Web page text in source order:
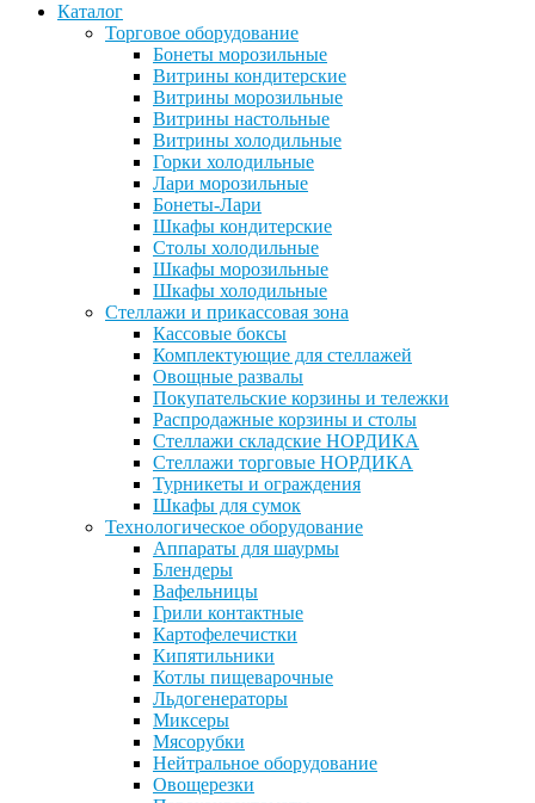
Каталог
Торговое оборудование
Бонеты морозильные
Витрины кондитерские
Витрины морозильные
Витрины настольные
Витрины холодильные
Горки холодильные
Лари морозильные
Бонеты-Лари
Шкафы кондитерские
Столы холодильные
Шкафы морозильные
Шкафы холодильные
Стеллажи и прикассовая зона
Кассовые боксы
Комплектующие для стеллажей
Овощные развалы
Покупательские корзины и тележки
Распродажные корзины и столы
Стеллажи складские НОРДИКА
Стеллажи торговые НОРДИКА
Турникеты и ограждения
Шкафы для сумок
Технологическое оборудование
Аппараты для шаурмы
Блендеры
Вафельницы
Грили контактные
Картофелечистки
Кипятильники
Котлы пищеварочные
Льдогенераторы
Миксеры
Мясорубки
Нейтральное оборудование
Овощерезки